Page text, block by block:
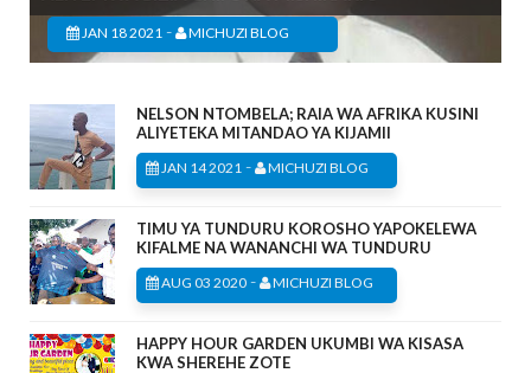
JAN 18 2021 - MICHUZI BLOG
NELSON NTOMBELA; RAIA WA AFRIKA KUSINI
ALIYETEKA MITANDAO YA KIJAMII
JAN 14 2021 - MICHUZI BLOG
TIMU YA TUNDURU KOROSHO YAPOKELEWA
KIFALME NA WANANCHI WA TUNDURU
AUG 03 2020 - MICHUZI BLOG
HAPPY HOUR GARDEN UKUMBI WA KISASA
KWA SHEREHE ZOTE